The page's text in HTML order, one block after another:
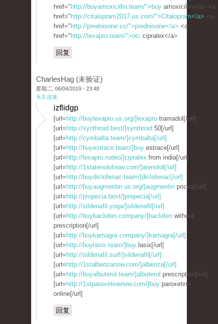
href=" http://buyamoxicillin.team/">buy amoxicillin</a> <a
href=" http://citalopram2017.us.com/">Citalopram</a> <a
href=" http://prednisone.cc/">prednisone</a> <a
href=" http://lexapro.team/">otc cipralex</a>
回复
CharlesHag (未验证)
星期二, 06/04/2019 - 23:48
永久连接
izflidgp
[url= http://buylexapro.us.org/]lexapro tramadol[/url]
[url= http://synthroid.best/]synthroid 50[/url]
[url= http://cymbalta.team/]cymbalta[/url]
[url= http://buyestrace.team/]buy estrace[/url]
[url= http://lexapro.rodeo/]cipralex from india[/url]
[url= http://1statenololnow.com/]atenolol[/url]
[url= http://buydiclofenac.team/]diclofenac[/url]
[url= http://buyaugmentin.us.org/]augmentin prices[/url]
[url= http://propecia.best/]propecia[/url]
[url= http://sildenafil.yoga/]sildenafil[/url]
[url= http://buybaclofen.company/]baclofen without
prescription[/url]
[url= http://buykamagra.company/]kamagra[/url]
[url= http://buylasix.team/]buy lasix[/url]
[url= http://sildenafil.surf/]sildenafil[/url]
[url= http://1stalbenzanow.com/]albenza[/url]
[url= http://buyalbuterol.team/]albuterol prescription[/url]
[url= http://1stparoxetinenow.com/]buy paroxetine
online[/url]
回复